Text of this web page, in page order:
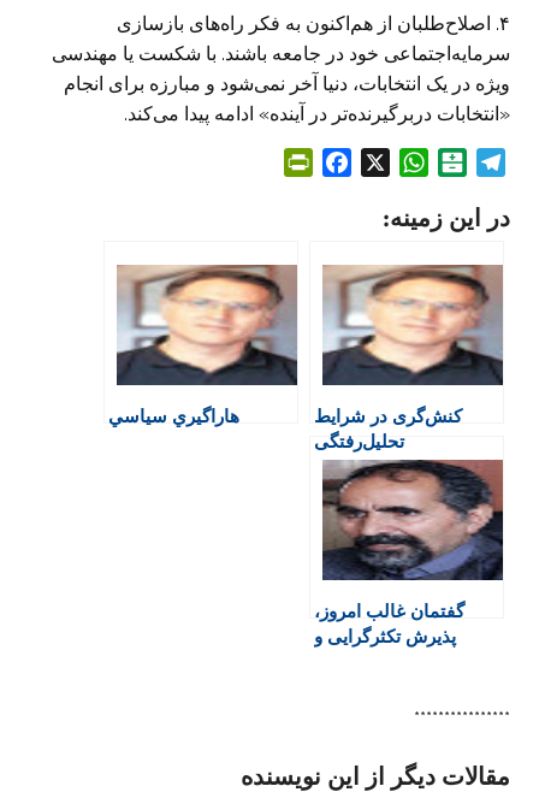
۴. اصلاح‌طلبان از هم‌اکنون به فکر راه‌های بازسازی
سرمایه‌اجتماعی خود در جامعه باشند. با شکست یا مهندسی
ویژه در یک انتخابات، دنیا آخر نمی‌شود و مبارزه برای انجام
«انتخابات دربرگیرنده‌تر در آینده» ادامه پیدا می‌کند.
l
g
r
a
m
t
a
r
i
n
W
a
s
A
p
p
F
r
i
e
در این زمینه:
کنش‌گری در شرایط
تحلیل‌رفتگی
هاراگيري سياسي
گفتمان غالب امروز،
پذیرش تکثرگرایی و
****************
مقالات دیگر از این نویسنده